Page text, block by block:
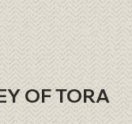
OF TORA